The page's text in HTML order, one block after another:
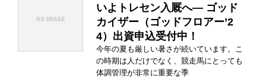
いよトレセン入厩へ― ゴッド
カイザー（ゴッドフロアー’2
4）出資申込受付中！
今年の夏も厳しい暑さが続いています。こ
の時期は人だけでなく、競走馬にとっても
体調管理が非常に重要な季